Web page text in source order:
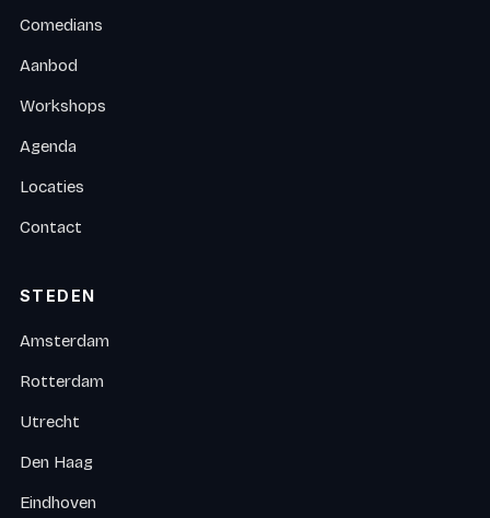
Comedians
Aanbod
Workshops
Agenda
Locaties
Contact
STEDEN
Amsterdam
Rotterdam
Utrecht
Den Haag
Eindhoven